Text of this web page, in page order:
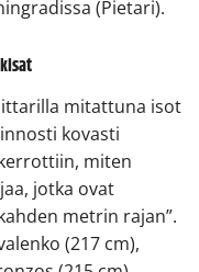
(Pietari).
mitattuna isot
kovasti
miten
jotka ovat
metrin rajan”.
(217 cm),